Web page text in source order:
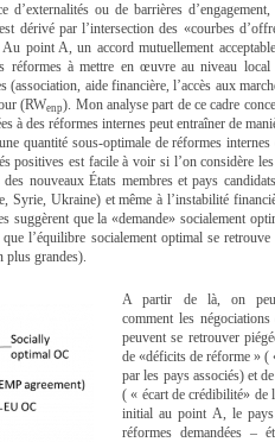
d’externalités ou de barrières
dérivé par l’intersection des «courbes
point A, un accord mutuellement
réformes à mettre en œuvre au niveau
(association, aide financière, l’accès aux
(RWenp). Mon analyse part de ce cadre
à des réformes internes peut entraîner de
quantité sous-optimale de réformes
positives est facile à voir si l’on considère
nouveaux États membres et pays
Syrie, Ukraine) et même à l’instabilité
suggèrent que la «demande» socialement
l’équilibre socialement optimal se
plus grandes).
A partir de là, on
comment les
peuvent se retrouver
de «déficits de réforme » (
par les pays associés) et
( « écart de crédibilité» de
initial au point A, le pays
réformes demandées –